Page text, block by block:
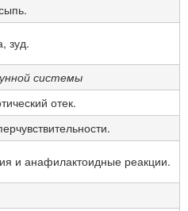
зуд.
системы
отек.
и анафилактоидные реакции.